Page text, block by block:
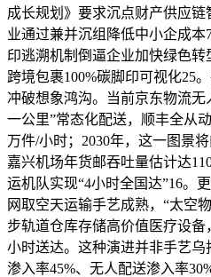
成长规划》要求沉点财产供应
业通过兼并沉组降低中小企成
印逃溯机制倒逼企业加快绿色转
跨境包裹100%碳脚印可视化25
冲破想象鸿沟。当前京东物流
一公里”常态化配送，顺丰全从
万件/小时；2030年，这一图景
嘉兴机场年货邮吞吐量估计达
运机队实现“4小时全国达”16。
网取空天运输手艺成熟，“太空
步轨道仓库存储高价值医疗设备
小时送达。这种演进并非手艺
渗入率45%、无人配送渗入率